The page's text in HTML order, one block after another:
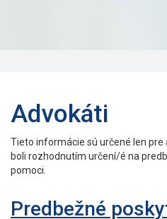
Advokáti
Tieto informácie sú určené len
boli rozhodnutím určení/é na
pomoci.
Predbežné